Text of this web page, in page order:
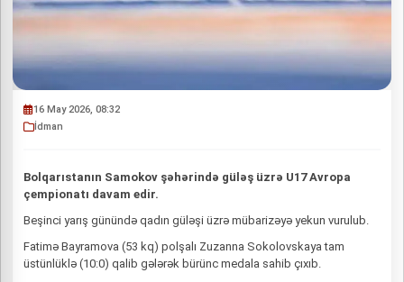
16 May 2026, 08:32
İdman
Bolqarıstanın Samokov şəhərində güləş üzrə U17 Avropa
çempionatı davam edir.
Beşinci yarış günündə qadın güləşi üzrə mübarizəyə yekun vurulub.
Fatimə Bayramova (53 kq) polşalı Zuzanna Sokolovskaya tam
üstünlüklə (10:0) qalib gələrək bürünc medala sahib çıxıb.